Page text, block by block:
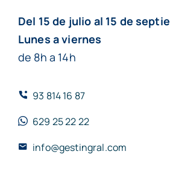
Del 15 de julio al 15 de
Lunes a viernes
de 8h a 14h
93 814 16 87
629 25 22 22
info@gestingral.com